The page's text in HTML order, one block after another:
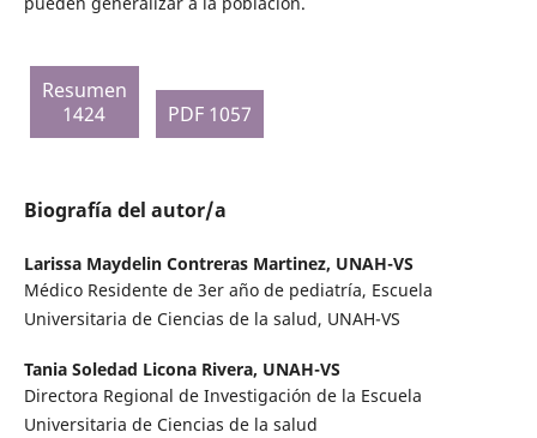
Resumen
1424
PDF 1057
Biografía del autor/a
Larissa Maydelin Contreras Martinez, UNAH-VS
Médico Residente de 3er año de pediatría, Escuela
Universitaria de Ciencias de la salud, UNAH-VS
Tania Soledad Licona Rivera, UNAH-VS
Directora Regional de Investigación de la Escuela
Universitaria de Ciencias de la salud